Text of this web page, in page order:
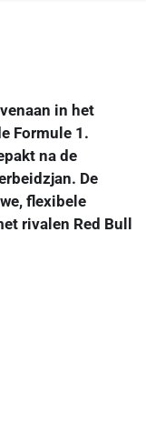
in het
Formule 1.
na de
De
flexibele
rivalen Red Bull